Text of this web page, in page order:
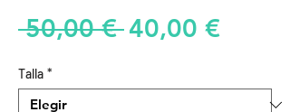
50,00 € Precio
40,00 €Precio
oferta
Talla *